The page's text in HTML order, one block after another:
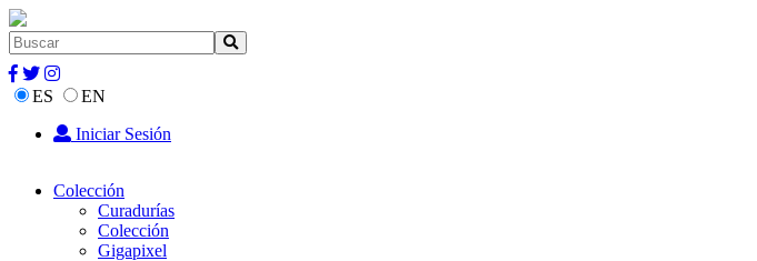
ES
EN
Iniciar Sesión
Colección
Curadurías
Colección
Gigapixel